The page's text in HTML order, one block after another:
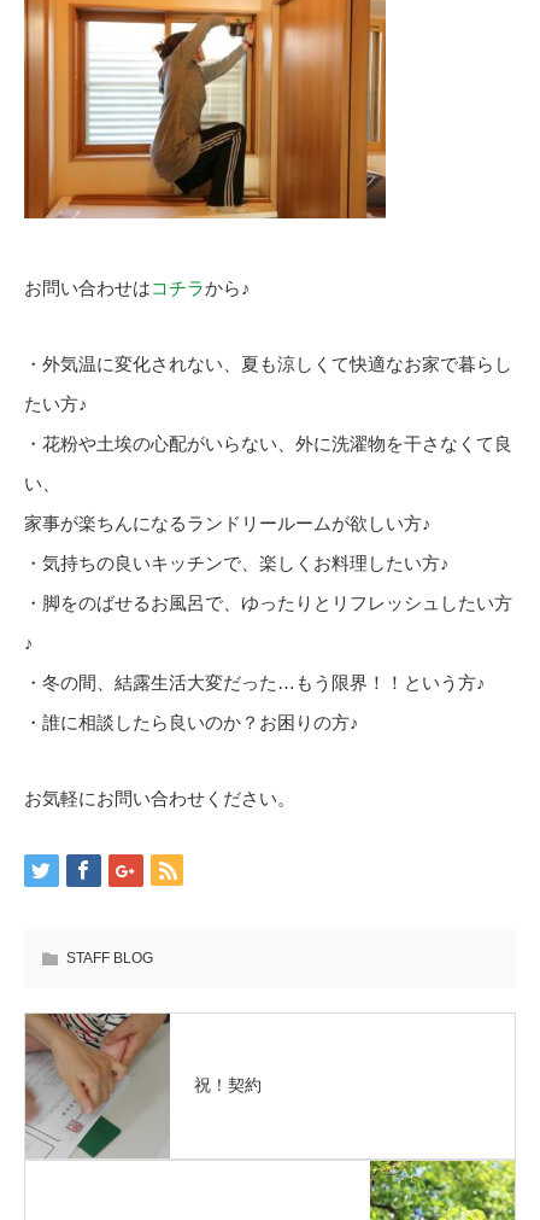
お問い合わせはコチラから♪
・外気温に変化されない、夏も涼しくて快適なお家で暮らし
たい方♪
・花粉や土埃の心配がいらない、外に洗濯物を干さなくて良
い、
家事が楽ちんになるランドリールームが欲しい方♪
・気持ちの良いキッチンで、楽しくお料理したい方♪
・脚をのばせるお風呂で、ゆったりとリフレッシュしたい方
♪
・冬の間、結露生活大変だった…もう限界！！という方♪
・誰に相談したら良いのか？お困りの方♪
お気軽にお問い合わせください。
STAFF BLOG
祝！契約